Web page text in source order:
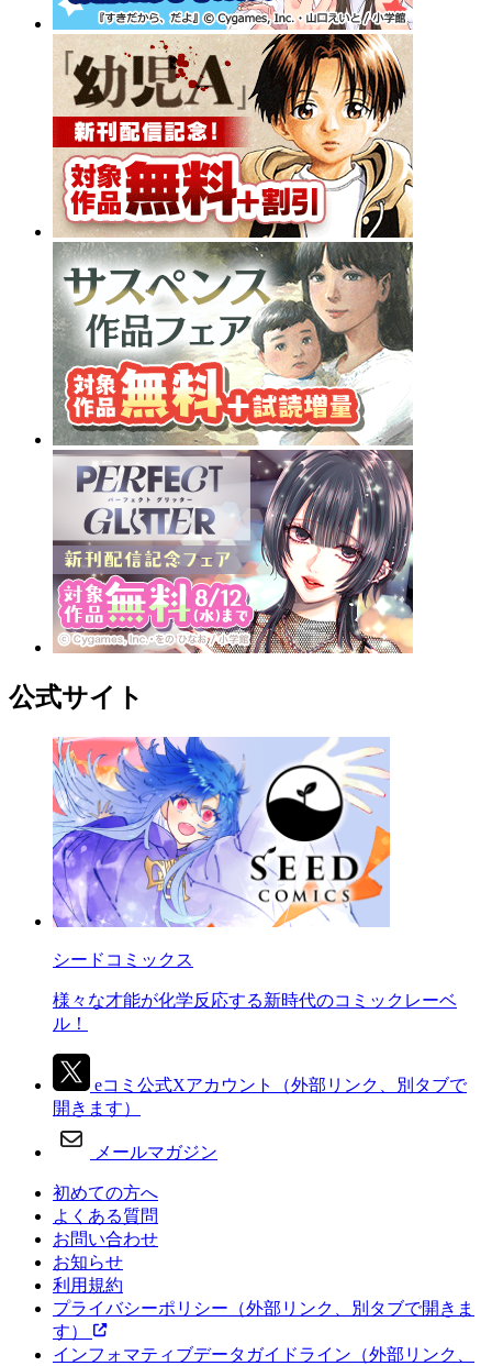
公式サイト
シードコミックス
様々な才能が化学反応する新時代のコミックレーベ
ル！
eコミ公式Xアカウント
（外部リンク、別タブで
開きます）
メールマガジン
初めての方へ
よくある質問
お問い合わせ
お知らせ
利用規約
プライバシーポリシー （外部リンク、別タブで開きま
す）
インフォマティブデータガイドライン （外部リンク、